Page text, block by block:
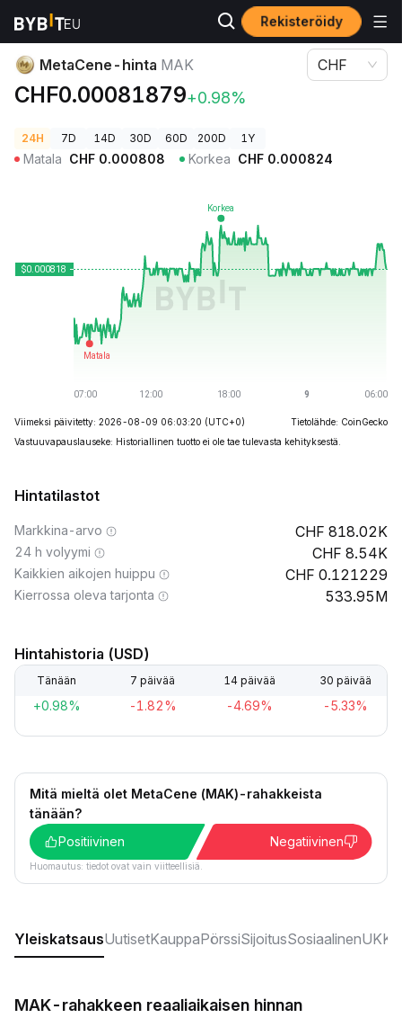
Rekisteröidy
Kryptohinnat
MetaCene-hinta MAK
CHF0.00081879+0.98%
CHF
24H 7D 14D 30D 60D 200D 1Y
Matala CHF 0.000808 Korkea CHF 0.000824
Viimeksi päivitetty: 2026-08-09 06:03:20 (UTC+0)
Tietolähde: CoinGecko
Vastuuvapauslauseke: Historiallinen tuotto ei ole tae tulevasta kehityksestä.
Hintatilastot
Markkina-arvo 818.02K
24 h volyymi 8.54K
Kaikkien aikojen huippu 0.121229
Kierrossa oleva tarjonta 533.95M
Hintahistoria (USD)
Tänään 7 päivää 14 päivää 30 päivää
+0.98% -1.82% -4.69% -5.33%
Mitä mieltä olet MetaCene (MAK)-rahakkeista
tänään?
Positiivinen
Negatiivinen
Huomautus: tiedot ovat vain viitteellisiä.
YleiskatsausUutisetKauppaPörssiSijoitusSosiaalinenUKK:t
MAK-rahakkeen reaaliaikaisen hinnan